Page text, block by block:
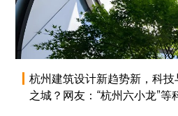
杭州建筑设计新趋势新，科
之城？网友：“杭州六小龙”等